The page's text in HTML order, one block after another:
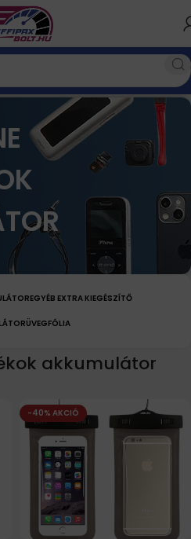
tartozékok akkumulátor
EGYÉB EXTRA KIEGÉSZÍTŐ
ÜVEGFÓLIA
akkumulátor
-40% AKCIÓ